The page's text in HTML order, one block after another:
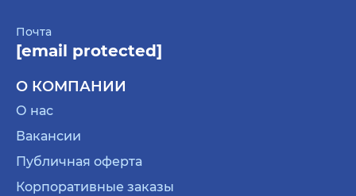
Почта
[email protected]
О КОМПАНИИ
О нас
Вакансии
Публичная оферта
Корпоративные заказы